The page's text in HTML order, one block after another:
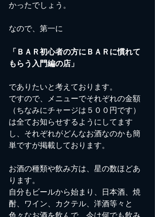
かったでしょう。
なので、第一に
「ＢＡＲ初心者の方にＢＡＲに慣れて
もらう入門編の店」
でありたいと考えております。
ですので、メニューでそれぞれの金額
（ちなみにチャージは５００円です）
は全てお知らせするようにしてます
し、それぞれがどんなお酒なのかも簡
単ですが掲載しております。
お酒の種類や飲み方は、星の数ほどあ
ります。
自分もビールから始まり、日本酒、焼
酎、ワイン、カクテル、洋酒等々と
色々なお酒を飲んで、今は何でも飲み